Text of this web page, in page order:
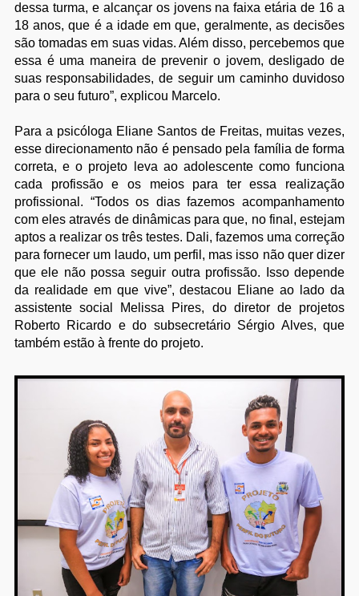
dessa turma, e alcançar os jovens na faixa etária de 16 a
18 anos, que é a idade em que, geralmente, as decisões
são tomadas em suas vidas. Além disso, percebemos que
essa é uma maneira de prevenir o jovem, desligado de
suas responsabilidades, de seguir um caminho duvidoso
para o seu futuro”, explicou Marcelo.
Para a psicóloga Eliane Santos de Freitas, muitas vezes,
esse direcionamento não é pensado pela família de forma
correta, e o projeto leva ao adolescente como funciona
cada profissão e os meios para ter essa realização
profissional. “Todos os dias fazemos acompanhamento
com eles através de dinâmicas para que, no final, estejam
aptos a realizar os três testes. Dali, fazemos uma correção
para fornecer um laudo, um perfil, mas isso não quer dizer
que ele não possa seguir outra profissão. Isso depende
da realidade em que vive”, destacou Eliane ao lado da
assistente social Melissa Pires, do diretor de projetos
Roberto Ricardo e do subsecretário Sérgio Alves, que
também estão à frente do projeto.